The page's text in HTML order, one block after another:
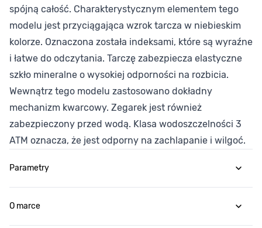
spójną całość. Charakterystycznym elementem tego
modelu jest przyciągająca wzrok tarcza w niebieskim
kolorze. Oznaczona została indeksami, które są wyraźne
i łatwe do odczytania. Tarczę zabezpiecza elastyczne
szkło mineralne o wysokiej odporności na rozbicia.
Wewnątrz tego modelu zastosowano dokładny
mechanizm kwarcowy. Zegarek jest również
zabezpieczony przed wodą. Klasa wodoszczelności 3
ATM oznacza, że jest odporny na zachlapanie i wilgoć.
Parametry
O marce